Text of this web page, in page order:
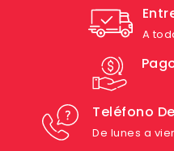
A
Teléfono
De lunes a